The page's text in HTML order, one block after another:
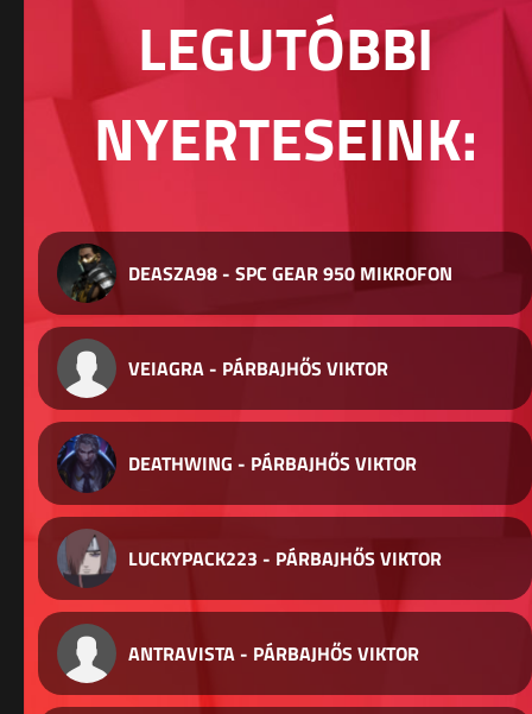
LEGUTÓBBI
NYERTESEINK:
DEASZA98 - SPC GEAR 950 MIKROFON
VEIAGRA - PÁRBAJHŐS VIKTOR
DEATHWING - PÁRBAJHŐS VIKTOR
LUCKYPACK223 - PÁRBAJHŐS VIKTOR
ANTRAVISTA - PÁRBAJHŐS VIKTOR